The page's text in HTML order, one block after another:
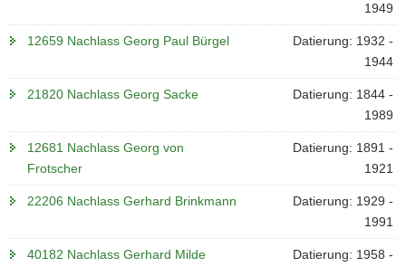
1949
12659 Nachlass Georg Paul Bürgel
Datierung: 1932 -
1944
21820 Nachlass Georg Sacke
Datierung: 1844 -
1989
12681 Nachlass Georg von
Frotscher
Datierung: 1891 -
1921
22206 Nachlass Gerhard Brinkmann
Datierung: 1929 -
1991
40182 Nachlass Gerhard Milde
Datierung: 1958 -